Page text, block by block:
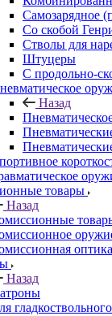
Самозарядное
Со скобой
Стволы для
Штуцеры
С продольно-
Назад
товары
Назад
оптика
Назад